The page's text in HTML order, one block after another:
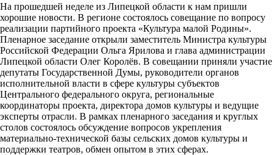
На прошедшей неделе из Липецкой области к нам пришли
хорошие новости. В регионе состоялось совещание по вопросу
реализации партийного проекта «Культура малой Родины».
Пленарное заседание открыли заместитель Министра культуры
Российской Федерации Ольга Ярилова и глава администрации
Липецкой области Олег Королёв. В совещании приняли участие
депутаты Государственной Думы, руководители органов
исполнительной власти в сфере культуры субъектов
Центрального федерального округа, региональные
координаторы проекта, директора домов культуры и ведущие
эксперты отрасли. В рамках пленарного заседания и круглых
столов состоялось обсуждение вопросов укрепления
материально-технической базы сельских домов культуры и
поддержки театров, обмен опытом в этих сферах.